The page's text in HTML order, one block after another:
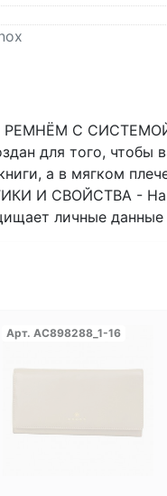
С СИСТЕМОЙ
для того,
а в мягком
И СВОЙСТВА -
личные данные
Арт. AC898288_1-16